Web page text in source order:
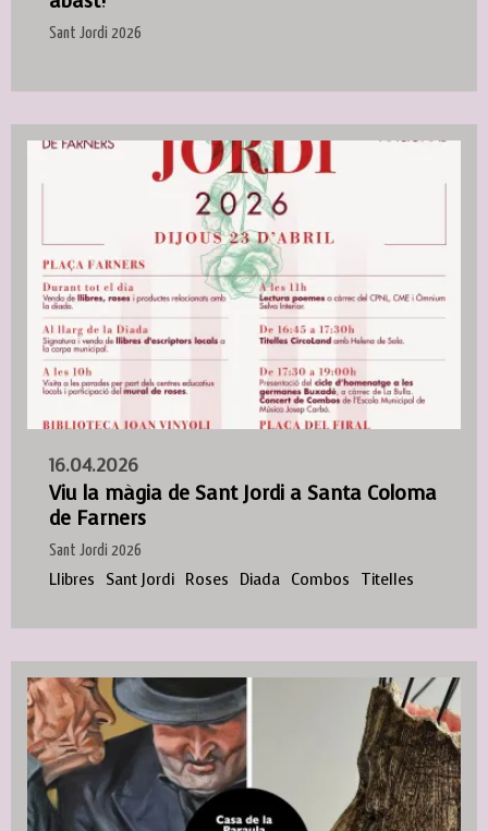
Sant Jordi 2026
16.04.2026
Viu la màgia de Sant Jordi a Santa Coloma
de Farners
Sant Jordi 2026
Llibres Sant Jordi Roses Diada Combos Titelles